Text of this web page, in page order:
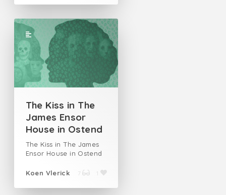
The Kiss in The
James Ensor
House in Ostend
The Kiss in The James
Ensor House in Ostend
Koen Vlerick 7 1